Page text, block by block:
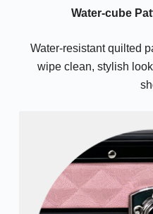
Water-cube
Water-resistant quilted
wipe clean, stylish